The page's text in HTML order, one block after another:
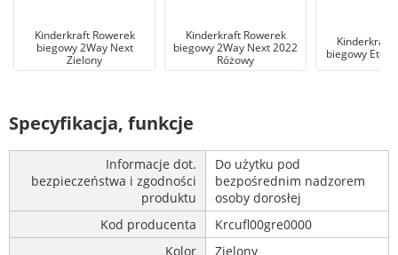
Kinderkraft Rowerek
biegowy 2Way Next
Zielony
Kinderkraft Rowerek
biegowy 2Way Next 2022
Różowy
Kinderkraft
biegowy Eter
Specyfikacja, funkcje
Informacje dot.
bezpieczeństwa i zgodności
produktu
Do użytku pod
bezpośrednim nadzorem
osoby dorosłej
Kod producenta
Krcufl00gre0000
Kolor
Zielony